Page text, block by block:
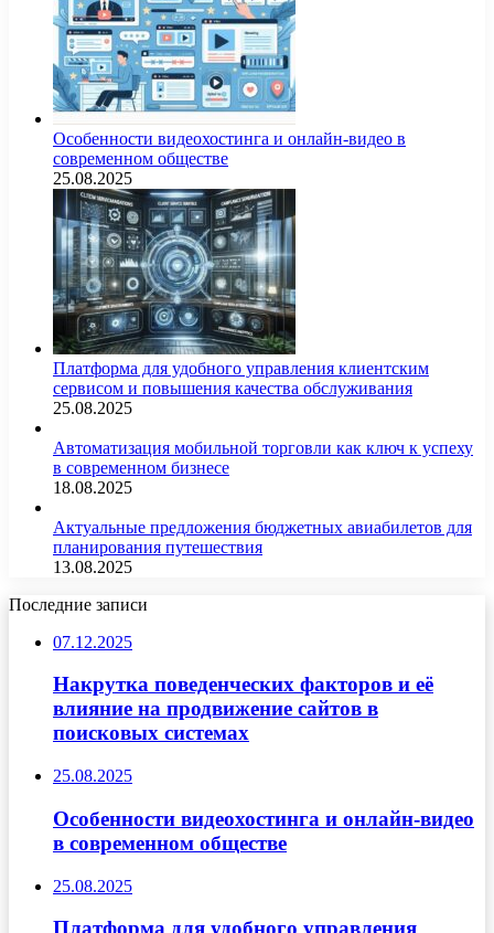
Особенности видеохостинга и онлайн-видео в
современном обществе
25.08.2025
Платформа для удобного управления клиентским
сервисом и повышения качества обслуживания
25.08.2025
Автоматизация мобильной торговли как ключ к успеху
в современном бизнесе
18.08.2025
Актуальные предложения бюджетных авиабилетов для
планирования путешествия
13.08.2025
Последние записи
07.12.2025
Накрутка поведенческих факторов и её
влияние на продвижение сайтов в
поисковых системах
25.08.2025
Особенности видеохостинга и онлайн-видео
в современном обществе
25.08.2025
Платформа для удобного управления